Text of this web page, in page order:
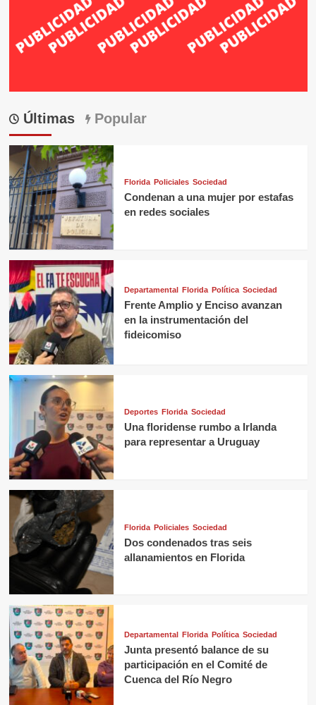
Últimas Popular
Florida Policiales Sociedad
Condenan a una mujer por estafas
en redes sociales
Departamental Florida Política Sociedad
Frente Amplio y Enciso avanzan
en la instrumentación del
fideicomiso
Deportes Florida Sociedad
Una floridense rumbo a Irlanda
para representar a Uruguay
Florida Policiales Sociedad
Dos condenados tras seis
allanamientos en Florida
Departamental Florida Política Sociedad
Junta presentó balance de su
participación en el Comité de
Cuenca del Río Negro